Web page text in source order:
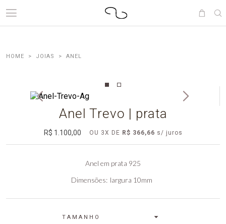
JOIAS ANEL
Anel Trevo | prata
R$ 1.100,00 OU 3X DE R$ 366,66
Anel em prata 925
Dimensões largura 10mm
TAMANHO